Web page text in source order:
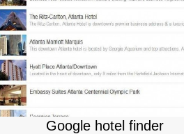
Google hotel finder